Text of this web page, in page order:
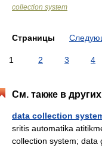
collection system
Страницы
1 2 3 4
См. также в
data collection
sritis automatika
collection system; data